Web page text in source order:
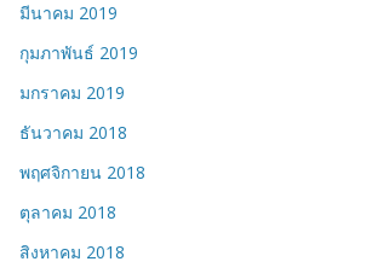
มีนาคม 2019
กุมภาพันธ์ 2019
มกราคม 2019
ธันวาคม 2018
พฤศจิกายน 2018
ตุลาคม 2018
สิงหาคม 2018